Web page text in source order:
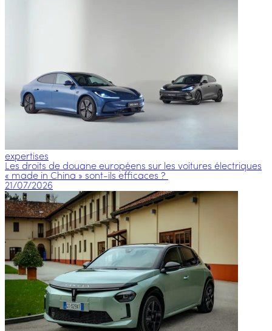
expertises
Les droits de douane européens sur les voitures électriques
« made in China » sont-ils efficaces ?
21/07/2026